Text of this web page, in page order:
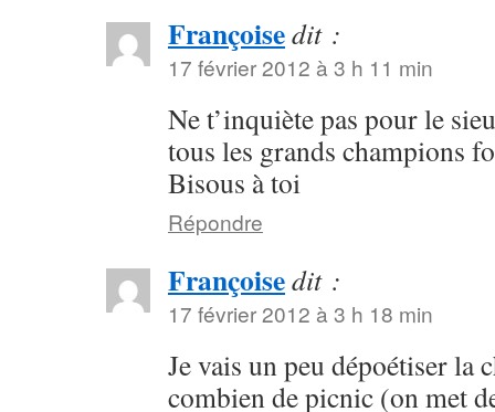
Françoisedit :
17 février 2012 à 3 h 11 min
Ne t’inquiète pas pour le
tous les grands champions
Bisous à toi
Répondre
Françoisedit :
17 février 2012 à 3 h 18 min
Je vais un peu dépoétiser la
combien de picnic (on met